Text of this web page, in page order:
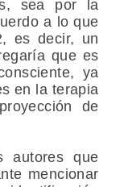
sea por la
a lo que
es decir, un
que es
ya
en la terapia
de
autores que
mencionar